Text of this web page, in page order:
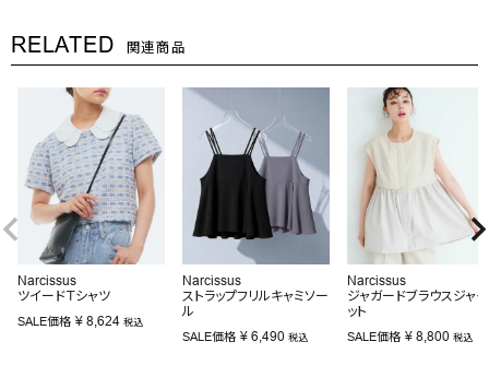
RELATED 関連商品
Narcissus
ツイードＴシャツ
SALE価格 ¥ 8,624 税込
Narcissus
ストラップフリルキャミソー
ル
SALE価格 ¥ 6,490 税込
Narcissus
ジャガードブラウスジャケ
ット
SALE価格 ¥ 8,800 税込